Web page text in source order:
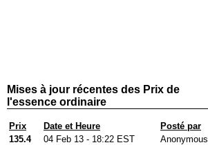
Mises à jour récentes des Prix de
l'essence ordinaire
Prix Date et Heure
Posté par
135.4
04 Feb 13 - 18:22 EST Anonymous